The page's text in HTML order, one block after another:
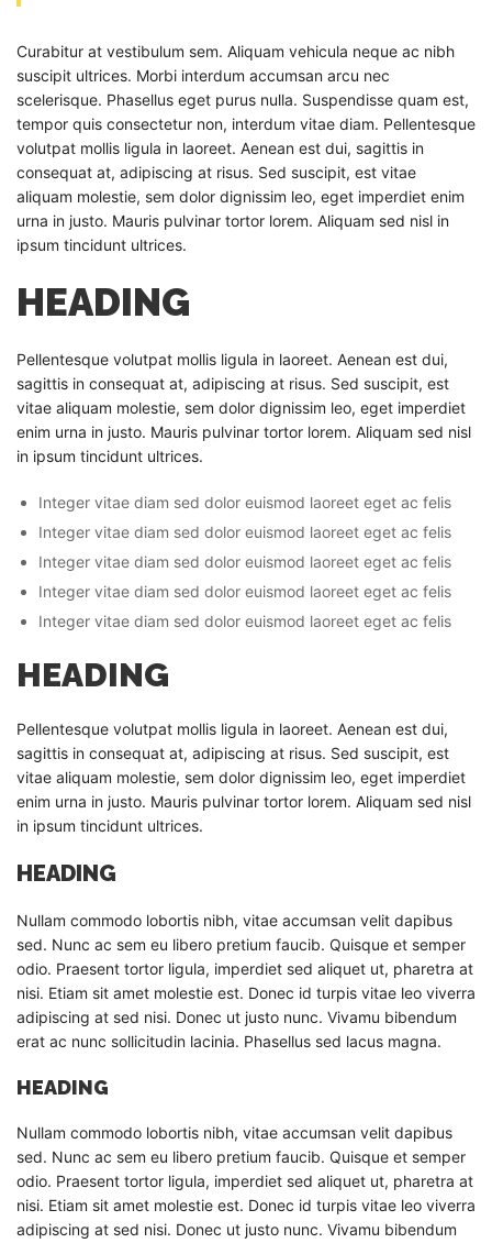
Curabitur at vestibulum sem. Aliquam vehicula neque ac nibh
suscipit ultrices. Morbi interdum accumsan arcu nec
scelerisque. Phasellus eget purus nulla. Suspendisse quam est,
tempor quis consectetur non, interdum vitae diam. Pellentesque
volutpat mollis ligula in laoreet. Aenean est dui, sagittis in
consequat at, adipiscing at risus. Sed suscipit, est vitae
aliquam molestie, sem dolor dignissim leo, eget imperdiet enim
urna in justo. Mauris pulvinar tortor lorem. Aliquam sed nisl in
ipsum tincidunt ultrices.
HEADING
Pellentesque volutpat mollis ligula in laoreet. Aenean est dui,
sagittis in consequat at, adipiscing at risus. Sed suscipit, est
vitae aliquam molestie, sem dolor dignissim leo, eget imperdiet
enim urna in justo. Mauris pulvinar tortor lorem. Aliquam sed nisl
in ipsum tincidunt ultrices.
Integer vitae diam sed dolor euismod laoreet eget ac felis
Integer vitae diam sed dolor euismod laoreet eget ac felis
Integer vitae diam sed dolor euismod laoreet eget ac felis
Integer vitae diam sed dolor euismod laoreet eget ac felis
Integer vitae diam sed dolor euismod laoreet eget ac felis
HEADING
Pellentesque volutpat mollis ligula in laoreet. Aenean est dui,
sagittis in consequat at, adipiscing at risus. Sed suscipit, est
vitae aliquam molestie, sem dolor dignissim leo, eget imperdiet
enim urna in justo. Mauris pulvinar tortor lorem. Aliquam sed nisl
in ipsum tincidunt ultrices.
HEADING
Nullam commodo lobortis nibh, vitae accumsan velit dapibus
sed. Nunc ac sem eu libero pretium faucib. Quisque et semper
odio. Praesent tortor ligula, imperdiet sed aliquet ut, pharetra at
nisi. Etiam sit amet molestie est. Donec id turpis vitae leo viverra
adipiscing at sed nisi. Donec ut justo nunc. Vivamu bibendum
erat ac nunc sollicitudin lacinia. Phasellus sed lacus magna.
HEADING
Nullam commodo lobortis nibh, vitae accumsan velit dapibus
sed. Nunc ac sem eu libero pretium faucib. Quisque et semper
odio. Praesent tortor ligula, imperdiet sed aliquet ut, pharetra at
nisi. Etiam sit amet molestie est. Donec id turpis vitae leo viverra
adipiscing at sed nisi. Donec ut justo nunc. Vivamu bibendum